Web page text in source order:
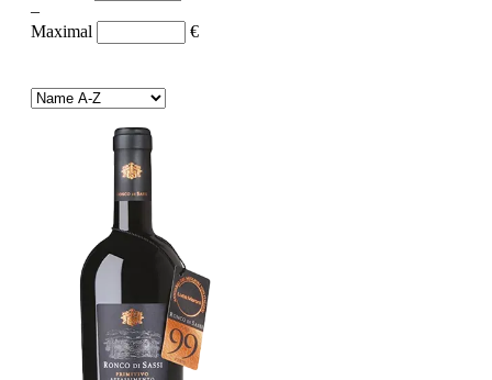
–
Maximal
€